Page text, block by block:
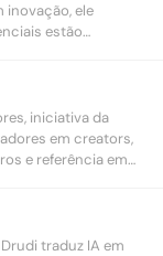
inovação, ele
estão
iniciativa da
em creators,
e referência em
traduz IA em